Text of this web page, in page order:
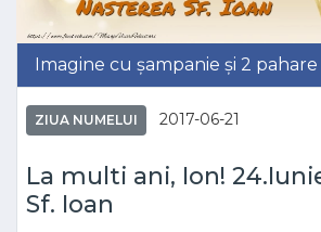
Imagine cu șampanie și 2 pahare
ZIUA NUMELUI 2017-06-21
La multi ani, Ion!
Sf. Ioan